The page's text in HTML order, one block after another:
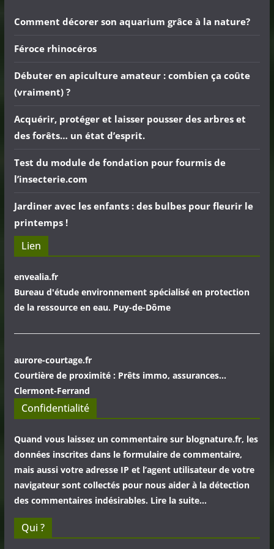
Comment décorer son aquarium grâce à la nature?
Féroce rhinocéros
Débuter en apiculture amateur : combien ça coûte
(vraiment) ?
Acquérir, protéger et laisser pousser des arbres et
des forêts… un état d’esprit.
Test du module de fondation pour fourmis de
l’insecterie.com
Jardiner avec les enfants : des bulbes pour fleurir le
printemps !
Lien
envealia.fr
Bureau d'étude environnement spécialisé en protection
de la ressource en eau. Puy-de-Dôme
aurore-courtage.fr
Courtière de proximité : Prêts immo, assurances...
Clermont-Ferrand
Confidentialité
Quand vous laissez un commentaire sur blognature.fr, les
données inscrites dans le formulaire de commentaire,
mais aussi votre adresse IP et l’agent utilisateur de votre
navigateur sont collectés pour nous aider à la détection
des commentaires indésirables. Lire la suite…
Qui ?